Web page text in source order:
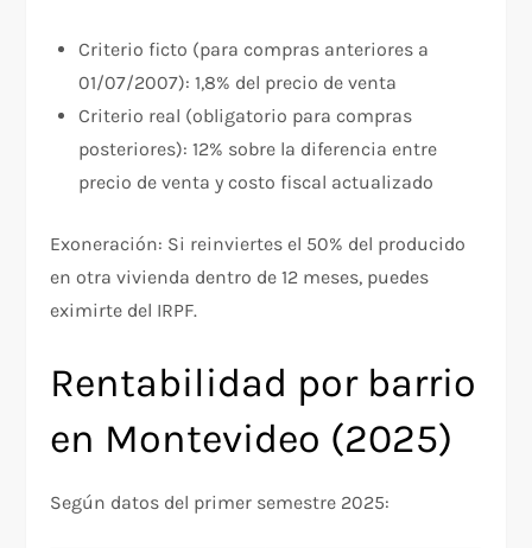
Criterio ficto (para compras anteriores a
01/07/2007): 1,8% del precio de venta
Criterio real (obligatorio para compras
posteriores): 12% sobre la diferencia entre
precio de venta y costo fiscal actualizado
Exoneración: Si reinviertes el 50% del producido
en otra vivienda dentro de 12 meses, puedes
eximirte del IRPF.​
Rentabilidad por barrio
en Montevideo (2025)
Según datos del primer semestre 2025:​